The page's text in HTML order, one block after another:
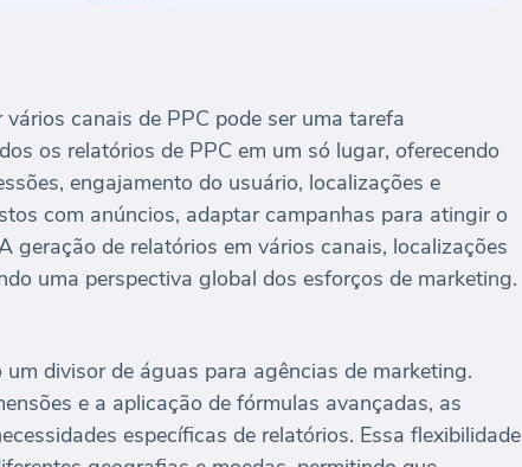
canais de PPC pode ser uma tarefa
os relatórios de PPC em um só lugar, oferecendo
engajamento do usuário, localizações e
com anúncios, adaptar campanhas para atingir o
de relatórios em vários canais, localizações
uma perspectiva global dos esforços de marketing.
divisor de águas para agências de marketing.
e a aplicação de fórmulas avançadas, as
específicas de relatórios. Essa flexibilidade